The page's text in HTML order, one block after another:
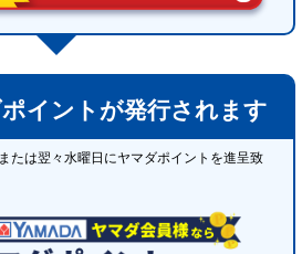
イントが発行されます
たは翌々水曜日にヤマダポイントを進呈致